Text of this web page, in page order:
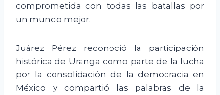
comprometida con todas las batallas por
un mundo mejor.
Juárez Pérez reconoció la participación
histórica de Uranga como parte de la lucha
por la consolidación de la democracia en
México y compartió las palabras de la